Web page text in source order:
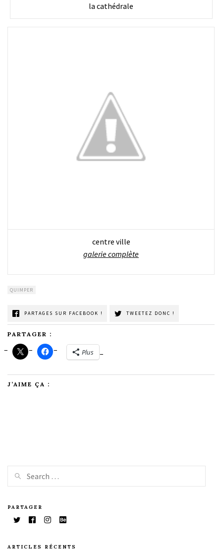
la cathédrale
centre ville
galerie complète
QUIMPER
PARTAGES SUR FACEBOOK ! TWEETEZ DONC !
PARTAGER :
Plus
J’AIME ÇA :
PARTAGER
ARTICLES RÉCENTS